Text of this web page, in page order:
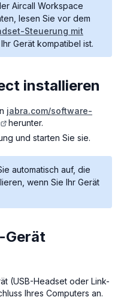
Aircall Workspace
lesen Sie vor dem
Steuerung mit
Gerät kompatibel ist.
installieren
jabra.com/software-
herunter.
und starten Sie sie.
automatisch auf, die
wenn Sie Ihr Gerät
Gerät
(USB-Headset oder Link-
Ihres Computers an.